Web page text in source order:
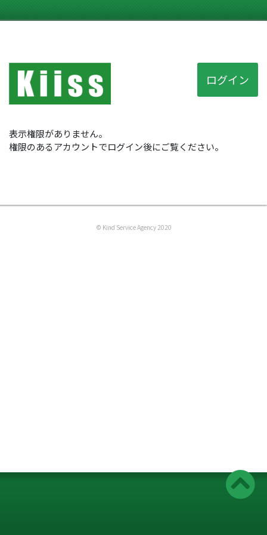
ログイン
表示権限がありません。
権限のあるアカウントでログイン後にご覧ください。
© Kind Service Agency 2020